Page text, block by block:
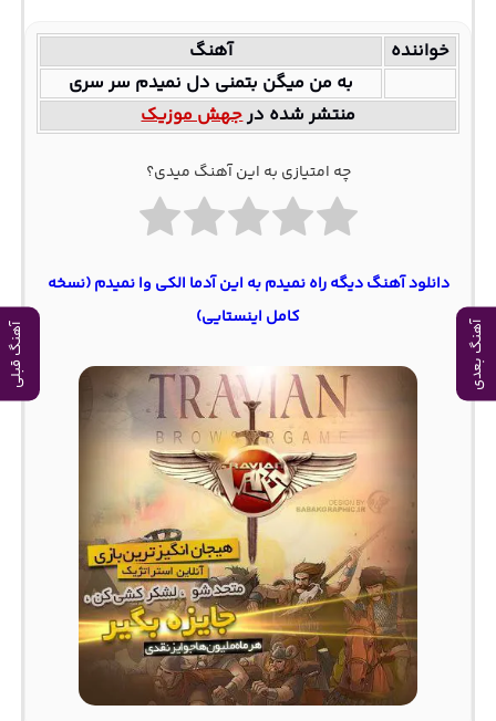
آهنگ بعدی آهنگ قبلی
خواننده
آهنگ
به من میگن بتمنی دل نمیدم سر سری
منتشر شده درجهش موزیک
چه امتیازی به این آهنگ میدی؟
دانلود آهنگ دیگه راه نمیدم به این آدما الکی وا نمیدم (نسخه
کامل اینستایی)